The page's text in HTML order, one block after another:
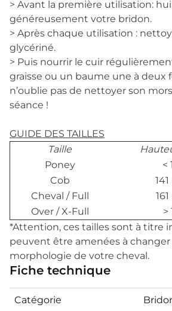
> Avant la première utilisation:
généreusement votre bridon.
> Après chaque utilisation :
glycériné.
> Puis nourrir le cuir
graisse ou un baume une à deux
n’oublie pas de nettoyer son
séance !
GUIDE DES TAILLES
Taille
Poney
<
Cob
Cheval / Full
Over / X-Full
>
*Attention, ces tailles sont à titre
peuvent être amenées à
morphologie de votre cheval.
Fiche technique
Catégorie